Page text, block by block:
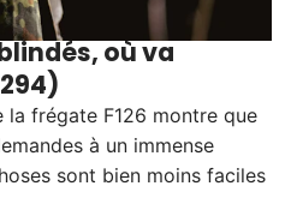
où va
la frégate F126 montre que
à un immense
sont bien moins faciles